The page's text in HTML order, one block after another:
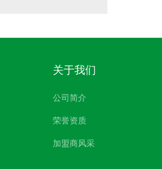
关于我们
公司简介
荣誉资质
加盟商风采